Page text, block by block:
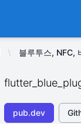
블루투스, NFC,
pub.dev